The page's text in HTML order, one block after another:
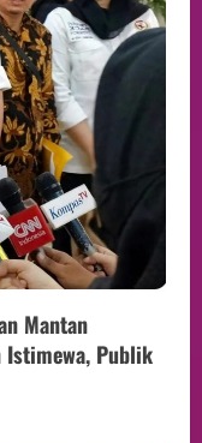
Mantan
Istimewa, Publik